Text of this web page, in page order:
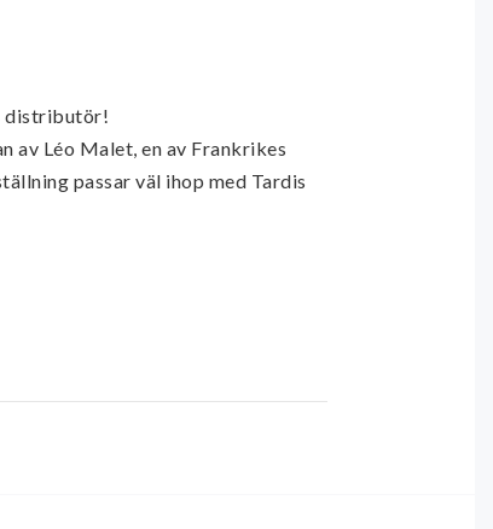
distributör!
av Léo Malet, en av Frankrikes
passar väl ihop med Tardis